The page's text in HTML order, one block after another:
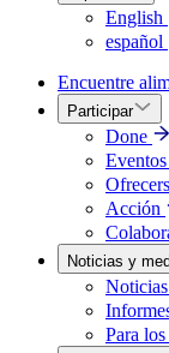
English
español
Encuentre
Participar
Done
Eventos
Acción
Noticias y
Para